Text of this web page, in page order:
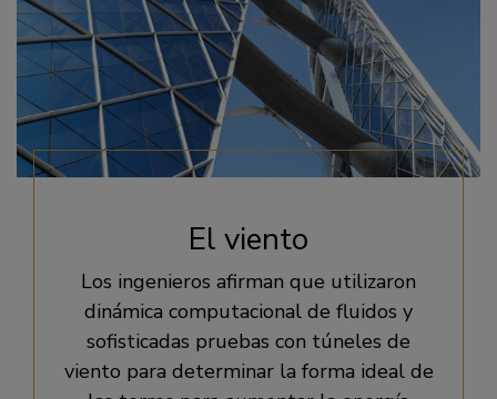
El viento
Los ingenieros afirman que utilizaron
dinámica computacional de fluidos y
sofisticadas pruebas con túneles de
viento para determinar la forma ideal de